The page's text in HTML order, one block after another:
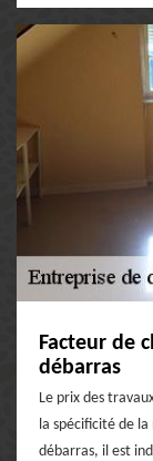
Facteur de
débarras
Le prix des
la spécificité de
débarras, il est